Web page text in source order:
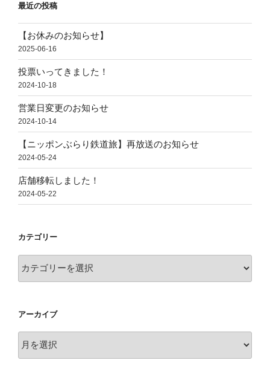
最近の投稿
【お休みのお知らせ】
2025-06-16
投票いってきました！
2024-10-18
営業日変更のお知らせ
2024-10-14
【ニッポンぶらり鉄道旅】再放送のお知らせ
2024-05-24
店舗移転しました！
2024-05-22
カテゴリー
テ
ー
アーカイブ
ア